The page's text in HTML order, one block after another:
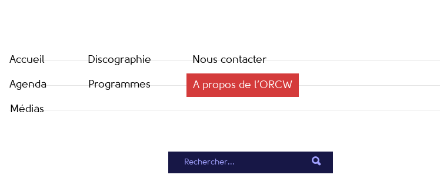
Accueil
Agenda
Médias
Discographie
Programmes
Nous contacter
A propos de l’ORCW